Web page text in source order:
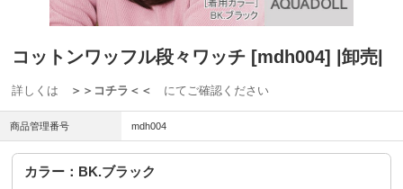
コットンワッフル段々ワッチ [mdh004] |卸売|
詳しくは ＞＞コチラ＜＜ にてご確認ください
商品管理番号 mdh004
カラー：BK.ブラック